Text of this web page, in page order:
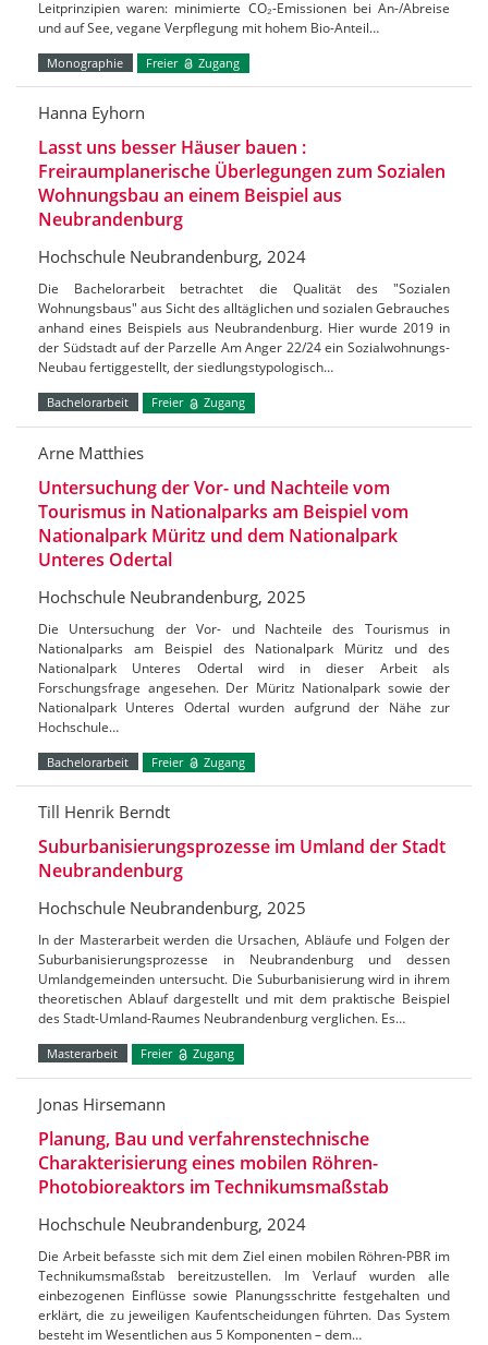
Leitprinzipien waren: minimierte CO₂-Emissionen bei An-/Abreise
und auf See, vegane Verpflegung mit hohem Bio-Anteil…
Monographie Freier Zugang
Hanna Eyhorn
Lasst uns besser Häuser bauen :
Freiraumplanerische Überlegungen zum Sozialen
Wohnungsbau an einem Beispiel aus
Neubrandenburg
Hochschule Neubrandenburg, 2024
Die Bachelorarbeit betrachtet die Qualität des "Sozialen
Wohnungsbaus" aus Sicht des alltäglichen und sozialen Gebrauches
anhand eines Beispiels aus Neubrandenburg. Hier wurde 2019 in
der Südstadt auf der Parzelle Am Anger 22/24 ein Sozialwohnungs-
Neubau fertiggestellt, der siedlungstypologisch…
Bachelorarbeit Freier Zugang
Arne Matthies
Untersuchung der Vor- und Nachteile vom
Tourismus in Nationalparks am Beispiel vom
Nationalpark Müritz und dem Nationalpark
Unteres Odertal
Hochschule Neubrandenburg, 2025
Die Untersuchung der Vor- und Nachteile des Tourismus in
Nationalparks am Beispiel des Nationalpark Müritz und des
Nationalpark Unteres Odertal wird in dieser Arbeit als
Forschungsfrage angesehen. Der Müritz Nationalpark sowie der
Nationalpark Unteres Odertal wurden aufgrund der Nähe zur
Hochschule…
Bachelorarbeit Freier Zugang
Till Henrik Berndt
Suburbanisierungsprozesse im Umland der Stadt
Neubrandenburg
Hochschule Neubrandenburg, 2025
In der Masterarbeit werden die Ursachen, Abläufe und Folgen der
Suburbanisierungsprozesse in Neubrandenburg und dessen
Umlandgemeinden untersucht. Die Suburbanisierung wird in ihrem
theoretischen Ablauf dargestellt und mit dem praktische Beispiel
des Stadt-Umland-Raumes Neubrandenburg verglichen. Es…
Masterarbeit Freier Zugang
Jonas Hirsemann
Planung, Bau und verfahrenstechnische
Charakterisierung eines mobilen Röhren-
Photobioreaktors im Technikumsmaßstab
Hochschule Neubrandenburg, 2024
Die Arbeit befasste sich mit dem Ziel einen mobilen Röhren-PBR im
Technikumsmaßstab bereitzustellen. Im Verlauf wurden alle
einbezogenen Einflüsse sowie Planungsschritte festgehalten und
erklärt, die zu jeweiligen Kaufentscheidungen führten. Das System
besteht im Wesentlichen aus 5 Komponenten – dem…